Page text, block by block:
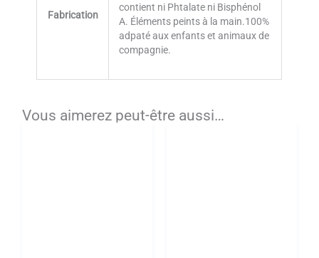
Fabrication
contient ni Phtalate ni Bisphénol
A. Éléments peints à la main.100%
adpaté aux enfants et animaux de
compagnie.
Vous aimerez peut-être aussi…